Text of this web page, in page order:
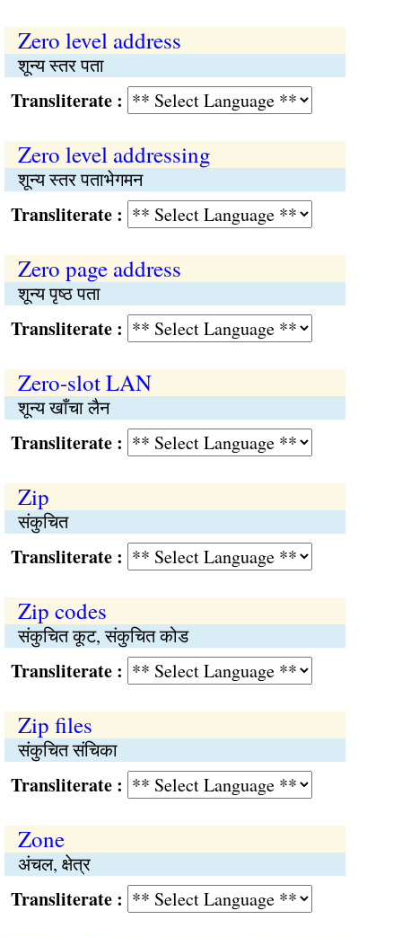
Zero level address
शून्य स्तर पता
:
Zero level addressing
शून्य स्तर पताभेगमन
:
Zero page address
शून्य पृष्ठ पता
:
Zero-slot LAN
शून्य खाँचा लैन
:
Zip
संकुचित
:
Zip codes
संकुचित कूट, संकुचित कोड
:
Zip files
संकुचित संचिका
:
Zone
अंचल, क्षेत्र
: